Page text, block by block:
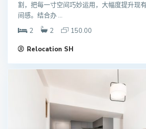
割，把每一寸空间巧妙运用，大幅度提升现
间感。结合办 ...
2
2 150.00
Relocation SH